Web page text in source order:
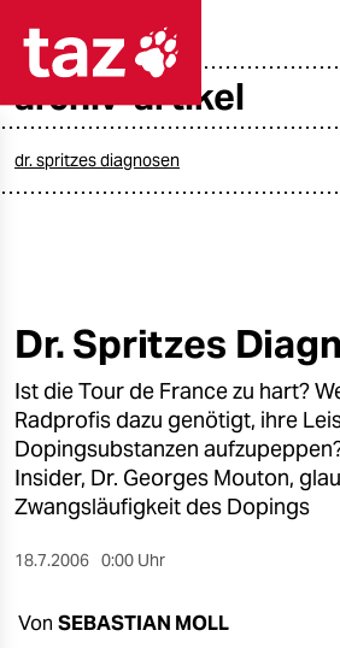
öko
gesellschaft
kultur
sport
archiv-artikel
dr. spritzes diagnosen
Dr. Spritzes
Ist die Tour de France zu hart?
Radprofis dazu genötigt, ihre
Dopingsubstanzen
Insider, Dr. Georges Mouton,
Zwangsläufigkeit des Dopings
18.7.2006 0:00 Uhr
Von SEBASTIAN MOLL